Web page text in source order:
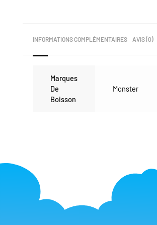
INFORMATIONS COMPLÉMENTAIRES AVIS (0)
Marques
De
Boisson
Monster